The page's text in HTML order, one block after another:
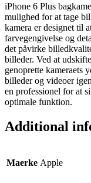
iPhone 6 Plus
mulighed for at tage
kamera er designet til
farvegengivelse og
det påvirke
billeder. Ved at
genoprette kameraets
billeder og videoer
en professionel for at
optimale funktion.
Additional
Maerke Apple